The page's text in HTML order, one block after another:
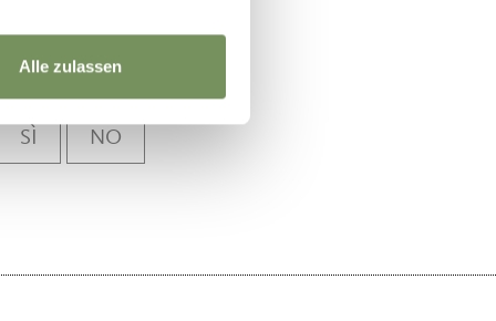
Alle zulassen
SÌ NO